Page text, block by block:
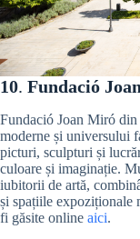
10. Fundació
Fundació Joan Miró din
moderne și universului
picturi, sculpturi și
culoare și imaginație.
iubitorii de artă,
și spațiile expoziționale
fi găsite online aici.